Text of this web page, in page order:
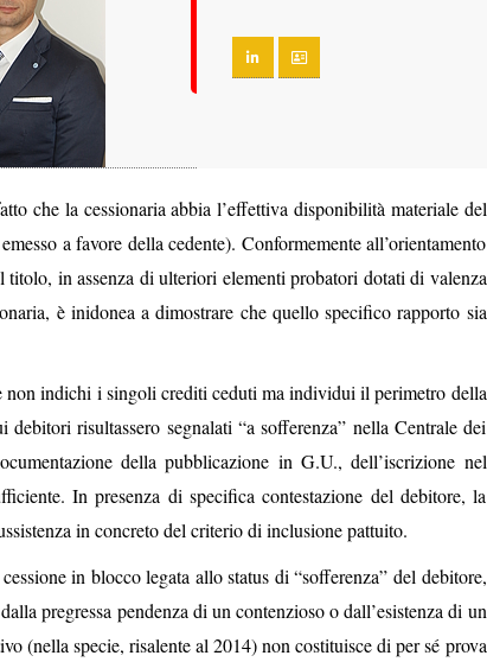
che la cessionaria abbia l’effettiva disponibilità materiale del
a favore della cedente). Conformemente all’orientamento
titolo, in assenza di ulteriori elementi probatori dotati di valenza
è inidonea a dimostrare che quello specifico rapporto sia
indichi i singoli crediti ceduti ma individui il perimetro della
risultassero segnalati “a sofferenza” nella Centrale dei
della pubblicazione in G.U., dell’iscrizione nel
In presenza di specifica contestazione del debitore, la
in concreto del criterio di inclusione pattuito.
in blocco legata allo status di “sofferenza” del debitore,
pregressa pendenza di un contenzioso o dall’esistenza di un
(nella specie, risalente al 2014) non costituisce di per sé prova